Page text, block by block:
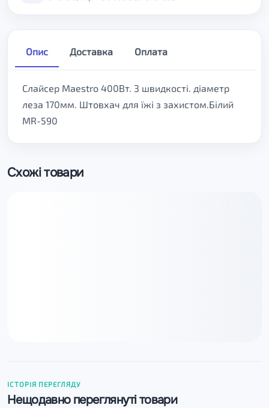
Опис Доставка Оплата
Слайсер Maestro 400Вт. 3 швидкості. діаметр
леза 170мм. Штовхач для їжі з захистом.Білий
MR-590
Схожі товари
ІСТОРІЯ ПЕРЕГЛЯДУ
Нещодавно переглянуті товари